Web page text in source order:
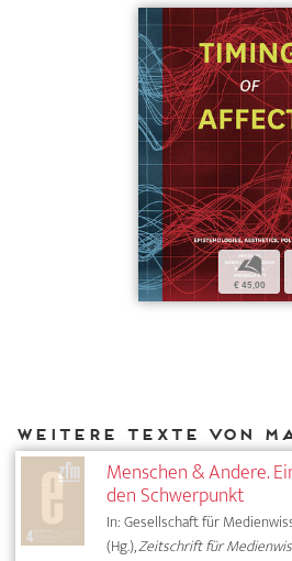
b
€ 45,00
Menschen & Andere.
den Schwerpunkt
In: Gesellschaft für
(Hg.),Zeitschrift für